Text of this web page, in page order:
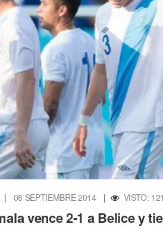
| 08 SEPTIEMBRE 2014 | VISTO:
vence 2-1 a Belice y